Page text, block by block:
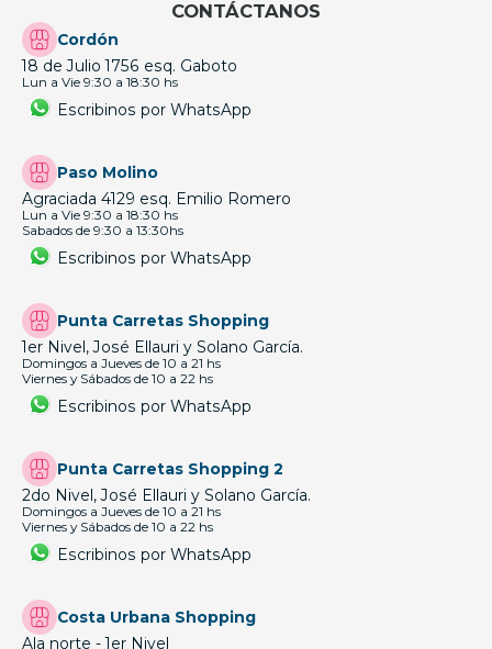
CONTÁCTANOS
Cordón
18 de Julio 1756 esq. Gaboto
Lun a Vie 9:30 a 18:30 hs
Escribinos por WhatsApp
Paso Molino
Agraciada 4129 esq. Emilio Romero
Lun a Vie 9:30 a 18:30 hs
Sabados de 9:30 a 13:30hs
Escribinos por WhatsApp
Punta Carretas Shopping
1er Nivel, José Ellauri y Solano García.
Domingos a Jueves de 10 a 21 hs
Viernes y Sábados de 10 a 22 hs
Escribinos por WhatsApp
Punta Carretas Shopping 2
2do Nivel, José Ellauri y Solano García.
Domingos a Jueves de 10 a 21 hs
Viernes y Sábados de 10 a 22 hs
Escribinos por WhatsApp
Costa Urbana Shopping
Ala norte - 1er Nivel